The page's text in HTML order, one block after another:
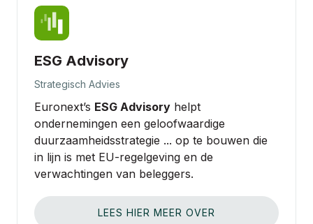
ESG Advisory
Strategisch Advies
Euronext’s ESG Advisory helpt
ondernemingen een geloofwaardige
duurzaamheidsstrategie ... op te bouwen die
in lijn is met EU‑regelgeving en de
verwachtingen van beleggers.
LEES HIER MEER OVER